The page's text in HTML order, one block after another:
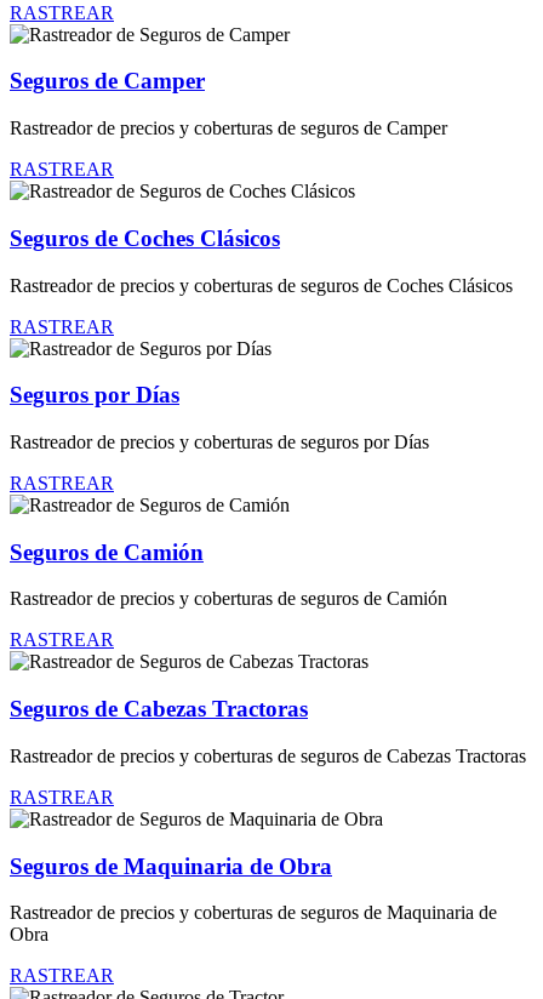
RASTREAR
Seguros de Camper
Rastreador de precios y coberturas de seguros de Camper
RASTREAR
Seguros de Coches Clásicos
Rastreador de precios y coberturas de seguros de Coches Clásicos
RASTREAR
Seguros por Días
Rastreador de precios y coberturas de seguros por Días
RASTREAR
Seguros de Camión
Rastreador de precios y coberturas de seguros de Camión
RASTREAR
Seguros de Cabezas Tractoras
Rastreador de precios y coberturas de seguros de Cabezas Tractoras
RASTREAR
Seguros de Maquinaria de Obra
Rastreador de precios y coberturas de seguros de Maquinaria de
Obra
RASTREAR